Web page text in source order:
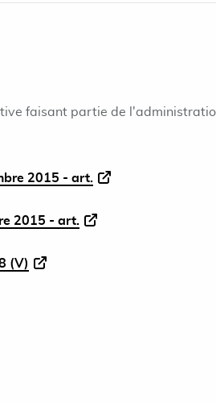
faisant partie de
2015 - art.
2015 - art.
(V)